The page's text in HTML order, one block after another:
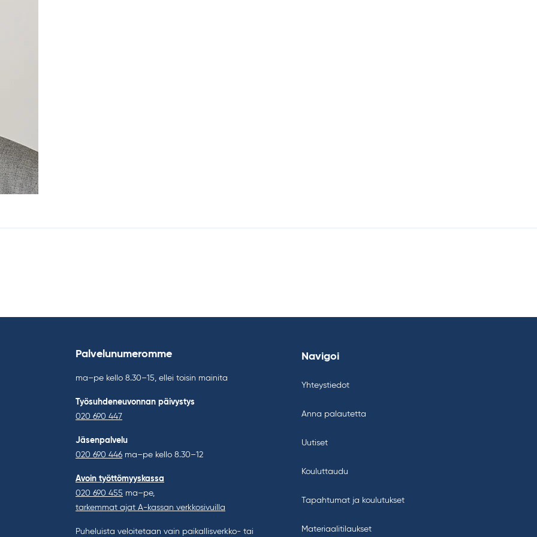
Palvelunumeromme
ma–pe kello 8.30–15, ellei toisin mainita
Työsuhdeneuvonnan päivystys
020 690 447
Jäsenpalvelu
020 690 446 ma–pe kello 8.30–12
Avoin työttömyyskassa
020 690 455 ma–pe,
tarkemmat ajat A-kassan verkkosivuilla
Puheluista veloitetaan vain paikallisverkko- tai
Navigoi
Yhteystiedot
Anna palautetta
Uutiset
Kouluttaudu
Tapahtumat ja koulutukset
Materiaalitilaukset